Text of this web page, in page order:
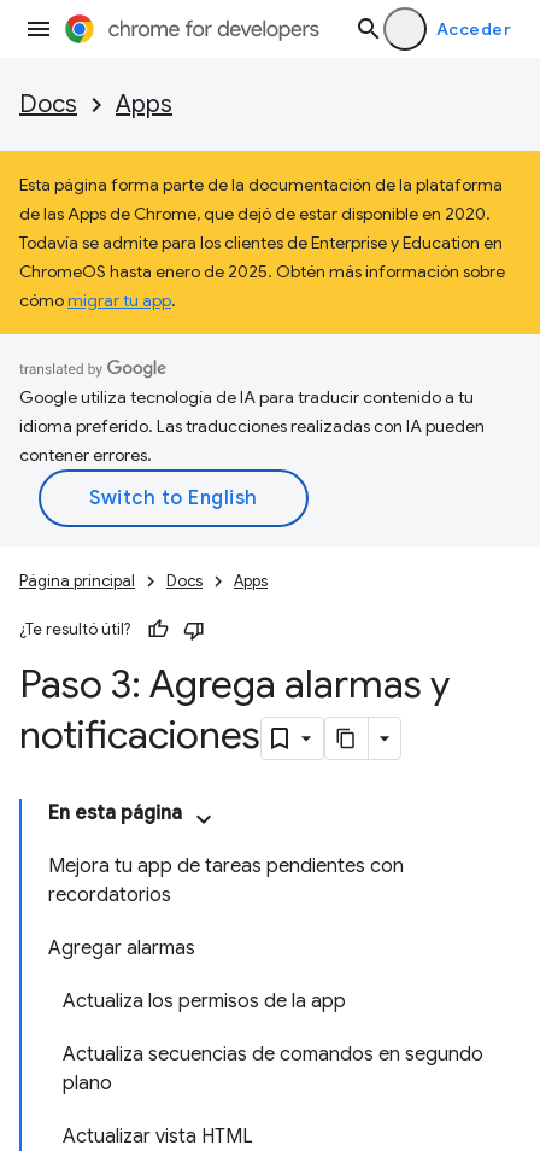
Acceder
Docs Apps
Esta página forma parte de la documentación de la plataforma
de las Apps de Chrome, que dejó de estar disponible en 2020.
Todavía se admite para los clientes de Enterprise y Education en
ChromeOS hasta enero de 2025. Obtén más información sobre
cómomigrar tu app.
Google utiliza tecnología de IA para traducir contenido a tu
idioma preferido. Las traducciones realizadas con IA pueden
contener errores.
Página principal Docs Apps
¿Te resultó útil?
Paso 3: Agrega alarmas y
notificaciones
En esta página
Mejora tu app de tareas pendientes con
recordatorios
Agregar alarmas
Actualiza los permisos de la app
Actualiza secuencias de comandos en segundo
plano
Actualizar vista HTML